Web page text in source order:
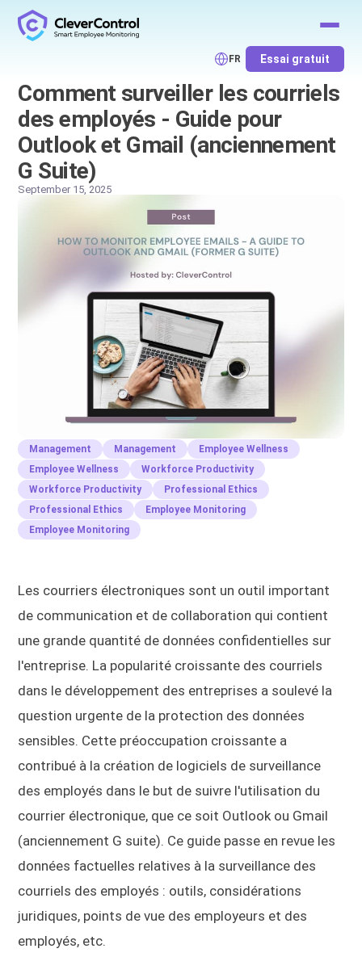
FR Essai gratuit
Comment surveiller les courriels
des employés - Guide pour
Outlook et Gmail (anciennement
G Suite)
September 15, 2025
Management Management
Employee Wellness
Employee Wellness
Workforce Productivity
Workforce Productivity
Professional Ethics
Professional Ethics
Employee Monitoring
Employee Monitoring
Les courriers électroniques sont un outil important
de communication et de collaboration qui contient
une grande quantité de données confidentielles sur
l'entreprise. La popularité croissante des courriels
dans le développement des entreprises a soulevé la
question urgente de la protection des données
sensibles. Cette préoccupation croissante a
contribué à la création de logiciels de surveillance
des employés dans le but de suivre l'utilisation du
courrier électronique, que ce soit Outlook ou Gmail
(anciennement G suite). Ce guide passe en revue les
données factuelles relatives à la surveillance des
courriels des employés : outils, considérations
juridiques, points de vue des employeurs et des
employés, etc.